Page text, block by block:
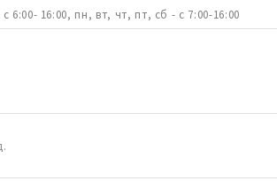
6:00- 16:00, пн, вт, чт, пт, сб - с 7:00-16:00